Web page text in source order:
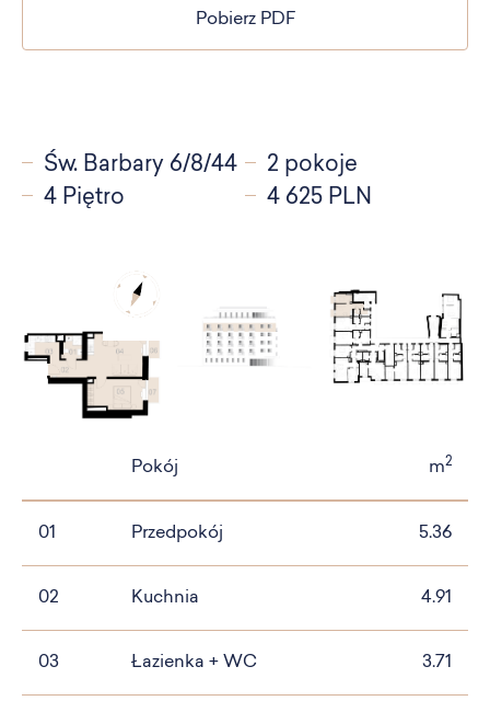
Pobierz PDF
Św. Barbary 6/8/44
2 pokoje
4 Piętro
4 625 PLN
Pokój m2
01 Przedpokój 5.36
02 Kuchnia 4.91
03 Łazienka + WC 3.71